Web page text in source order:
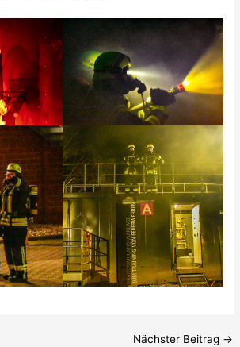
Nächster Beitrag →